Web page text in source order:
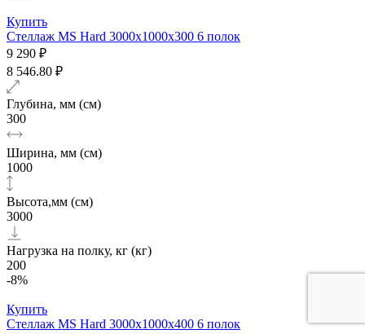
Купить
Стеллаж MS Hard 3000х1000x300 6 полок
9 290 ₽
8 546.80 ₽
Глубина, мм (см)
300
Ширина, мм (см)
1000
Высота,мм (см)
3000
Нагрузка на полку, кг (кг)
200
-8%
Купить
Стеллаж MS Hard 3000х1000x400 6 полок